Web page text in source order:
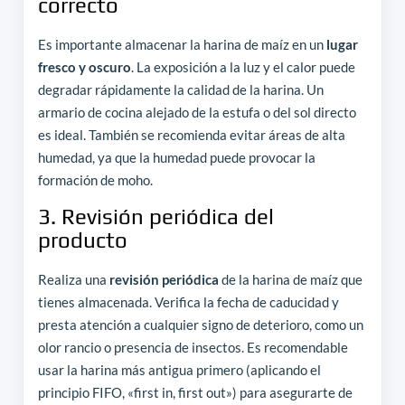
Es importante almacenar la harina de maíz en un lugar
fresco y oscuro. La exposición a la luz y el calor puede
degradar rápidamente la calidad de la harina. Un
armario de cocina alejado de la estufa o del sol directo
es ideal. También se recomienda evitar áreas de alta
humedad, ya que la humedad puede provocar la
formación de moho.
3. Revisión periódica del
producto
Realiza una revisión periódica de la harina de maíz que
tienes almacenada. Verifica la fecha de caducidad y
presta atención a cualquier signo de deterioro, como un
olor rancio o presencia de insectos. Es recomendable
usar la harina más antigua primero (aplicando el
principio FIFO, «first in, first out») para asegurarte de